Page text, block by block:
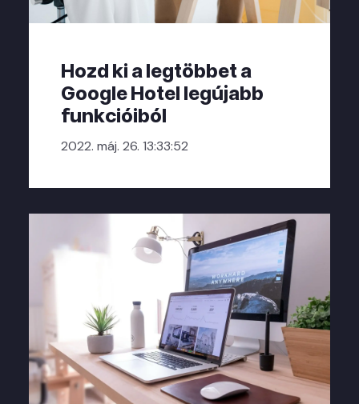
Hozd ki a legtöbbet a
Google Hotel legújabb
funkcióiból
2022. máj. 26. 13:33:52